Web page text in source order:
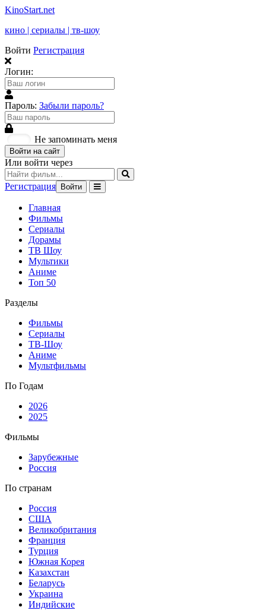
KinoStart.net
кино | сериалы | тв-шоу
Войти Регистрация
Логин:
Пароль: Забыли пароль?
Не запоминать меня
Войти на сайт
Или войти через
Регистрация Войти
Главная
Фильмы
Сериалы
Дорамы
ТВ Шоу
Мультики
Аниме
Топ 50
Разделы
Фильмы
Сериалы
ТВ-Шоу
Аниме
Мультфильмы
По Годам
2026
2025
Фильмы
Зарубежные
Россия
По странам
Россия
США
Великобритания
Франция
Турция
Южная Корея
Казахстан
Беларусь
Украина
Индийские